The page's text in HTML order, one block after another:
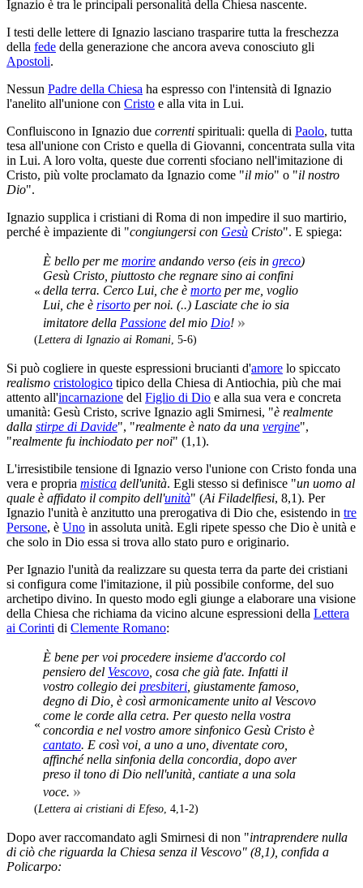
Ignazio è tra le principali personalità della Chiesa nascente.
I testi delle lettere di Ignazio lasciano trasparire tutta la freschezza
della fede della generazione che ancora aveva conosciuto gli
Apostoli.
Nessun Padre della Chiesa ha espresso con l'intensità di Ignazio
l'anelito all'unione con Cristo e alla vita in Lui.
Confluiscono in Ignazio due correnti spirituali: quella di Paolo, tutta
tesa all'unione con Cristo e quella di Giovanni, concentrata sulla vita
in Lui. A loro volta, queste due correnti sfociano nell'imitazione di
Cristo, più volte proclamato da Ignazio come "il mio" o "il nostro
Dio".
Ignazio supplica i cristiani di Roma di non impedire il suo martirio,
perché è impaziente di "congiungersi con Gesù Cristo". E spiega:
«
È bello per me morire andando verso (eis in greco)
Gesù Cristo, piuttosto che regnare sino ai confini
della terra. Cerco Lui, che è morto per me, voglio
Lui, che è risorto per noi. (..) Lasciate che io sia
imitatore della Passione del mio Dio! »
(Lettera di Ignazio ai Romani , 5-6)
Si può cogliere in queste espressioni brucianti d'amore lo spiccato
realismo cristologico tipico della Chiesa di Antiochia, più che mai
attento all'incarnazione del Figlio di Dio e alla sua vera e concreta
umanità: Gesù Cristo, scrive Ignazio agli Smirnesi, "è realmente
dalla stirpe di Davide", "realmente è nato da una vergine",
"realmente fu inchiodato per noi" (1,1).
L'irresistibile tensione di Ignazio verso l'unione con Cristo fonda una
vera e propria mistica dell'unità. Egli stesso si definisce "un uomo al
quale è affidato il compito dell'unità" (Ai Filadelfiesi, 8,1). Per
Ignazio l'unità è anzitutto una prerogativa di Dio che, esistendo in tre
Persone, è Uno in assoluta unità. Egli ripete spesso che Dio è unità e
che solo in Dio essa si trova allo stato puro e originario.
Per Ignazio l'unità da realizzare su questa terra da parte dei cristiani
si configura come l'imitazione, il più possibile conforme, del suo
archetipo divino. In questo modo egli giunge a elaborare una visione
della Chiesa che richiama da vicino alcune espressioni della Lettera
ai Corinti di Clemente Romano:
«
È bene per voi procedere insieme d'accordo col
pensiero del Vescovo , cosa che già fate. Infatti il
vostro collegio dei presbiteri , giustamente famoso,
degno di Dio, è così armonicamente unito al Vescovo
come le corde alla cetra. Per questo nella vostra
concordia e nel vostro amore sinfonico Gesù Cristo è
cantato. E così voi, a uno a uno, diventate coro,
affinché nella sinfonia della concordia, dopo aver
preso il tono di Dio nell'unità, cantiate a una sola
voce. »
(Lettera ai cristiani di Efeso , 4,1-2)
Dopo aver raccomandato agli Smirnesi di non "intraprendere nulla
di ciò che riguarda la Chiesa senza il Vescovo" (8,1), confida a
Policarpo: